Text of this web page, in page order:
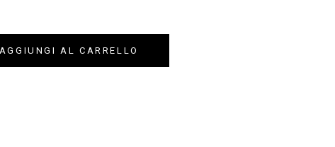
AGGIUNGI AL CARRELLO